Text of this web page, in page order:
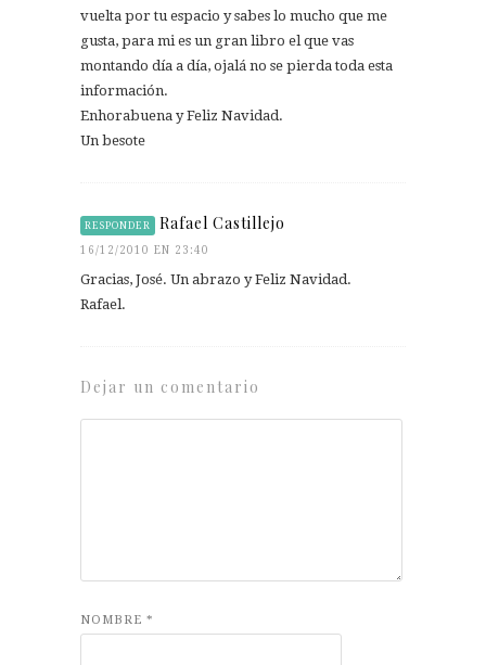
vuelta por tu espacio y sabes lo mucho que me
gusta, para mi es un gran libro el que vas
montando día a día, ojalá no se pierda toda esta
información.
Enhorabuena y Feliz Navidad.
Un besote
RESPONDER Rafael Castillejo
16/12/2010 EN 23:40
Gracias, José. Un abrazo y Feliz Navidad.
Rafael.
Dejar un comentario
NOMBRE *